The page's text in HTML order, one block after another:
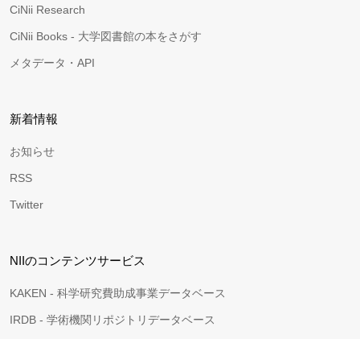
CiNii Research
CiNii Books - 大学図書館の本をさがす
メタデータ・API
新着情報
お知らせ
RSS
Twitter
NIIのコンテンツサービス
KAKEN - 科学研究費助成事業データベース
IRDB - 学術機関リポジトリデータベース